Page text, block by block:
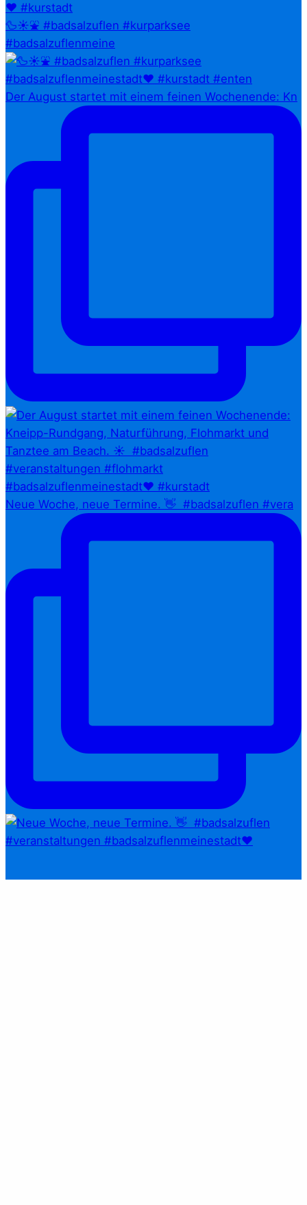
🦆☀️⛲ #badsalzuflen #kurparksee
#badsalzuflenmeine
Der August startet mit einem feinen Wochenende: Kn
Neue Woche, neue Termine. 👋⁠ ⁠ #badsalzuflen #vera